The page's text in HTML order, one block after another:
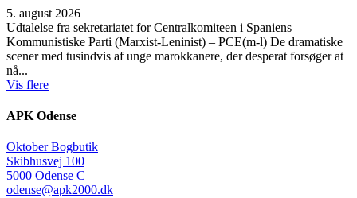
5. august 2026
Udtalelse fra sekretariatet for Centralkomiteen i Spaniens
Kommunistiske Parti (Marxist-Leninist) – PCE(m-l) De dramatiske
scener med tusindvis af unge marokkanere, der desperat forsøger at
nå...
Vis flere
APK Odense
Oktober Bogbutik
Skibhusvej 100
5000 Odense C
odense@apk2000.dk